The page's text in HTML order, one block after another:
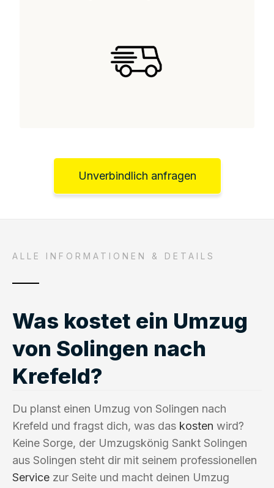
Unverbindlich anfragen
ALLE INFORMATIONEN & DETAILS
Was kostet ein Umzug
von Solingen nach
Krefeld?
Du planst einen Umzug von Solingen nach
Krefeld und fragst dich, was das kosten wird?
Keine Sorge, der Umzugskönig Sankt Solingen
aus Solingen steht dir mit seinem professionellen
Service zur Seite und macht deinen Umzug